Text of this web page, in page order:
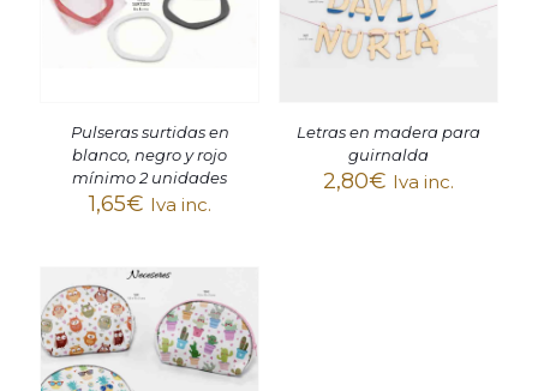
Pulseras surtidas en
blanco, negro y rojo
mínimo 2 unidades
1,65€ Iva inc.
Letras en madera para
guirnalda
2,80€ Iva inc.